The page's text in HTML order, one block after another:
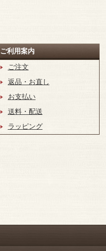
ご利用案内
ご注文
返品・お直し
お支払い
送料・配送
ラッピング